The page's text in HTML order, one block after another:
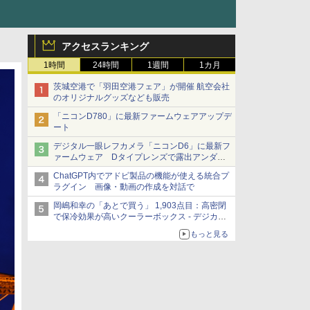
アクセスランキング
1時間 24時間 1週間 1カ月
茨城空港で「羽田空港フェア」が開催 航空会社
のオリジナルグッズなども販売
「ニコンD780」に最新ファームウェアアップデ
ート
デジタル一眼レフカメラ「ニコンD6」に最新フ
ァームウェア Dタイプレンズで露出アンダー
になる現象の修正など
ChatGPT内でアドビ製品の機能が使える統合プ
ラグイン 画像・動画の作成を対話で
岡嶋和幸の「あとで買う」 1,903点目：高密閉
で保冷効果が高いクーラーボックス - デジカメ
もっと見る